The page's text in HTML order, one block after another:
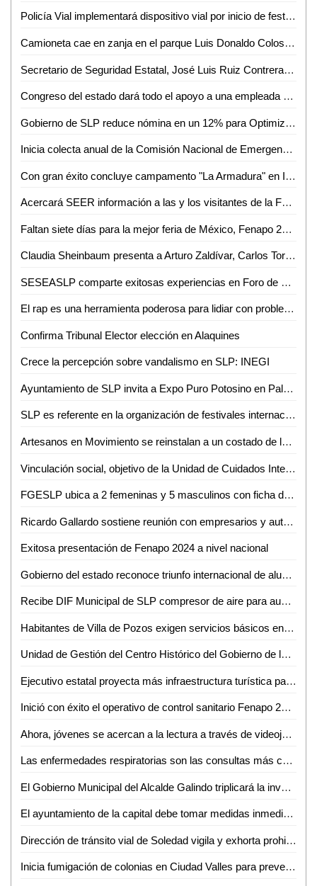
Policía Vial implementará dispositivo vial por inicio de festividades en el Barrio de Tlaxcala
Camioneta cae en zanja en el parque Luis Donaldo Colosio de Valles
Secretario de Seguridad Estatal, José Luis Ruiz Contreras, se reúne con cámaras empresariales de San Luis Potosí
Congreso del estado dará todo el apoyo a una empleada que denunció que fue víctima del robo de su tarjeta de débito al dejar su bolsa en una oficina
Gobierno de SLP reduce nómina en un 12% para Optimizar Recursos
Inicia colecta anual de la Comisión Nacional de Emergencia en Ciudad Valles
Con gran éxito concluye campamento "La Armadura" en Iglesia Presbiteriana Divino Redentor
Acercará SEER información a las y los visitantes de la Fenapo 2024
Faltan siete días para la mejor feria de México, Fenapo 2024
Claudia Sheinbaum presenta a Arturo Zaldívar, Carlos Torres y Leticia Ramírez como integrantes de su gabinete
SESEASLP comparte exitosas experiencias en Foro de Mejora Regulatoria
El rap es una herramienta poderosa para lidiar con problemas cotidianos: W Valle
Confirma Tribunal Elector elección en Alaquines
Crece la percepción sobre vandalismo en SLP: INEGI
Ayuntamiento de SLP invita a Expo Puro Potosino en Palacio Municipal
SLP es referente en la organización de festivales internacionales: UNAM
Artesanos en Movimiento se reinstalan a un costado de la Plaza Principal de Ciudad Valles
Vinculación social, objetivo de la Unidad de Cuidados Integrales e Investigación en Salud de la UASLP
FGESLP ubica a 2 femeninas y 5 masculinos con ficha de búsqueda en el estado
Ricardo Gallardo sostiene reunión con empresarios y autoridades de Estados Unidos
Exitosa presentación de Fenapo 2024 a nivel nacional
Gobierno del estado reconoce triunfo internacional de alumno de cobach
Recibe DIF Municipal de SLP compresor de aire para aumentar la calidad en el servicio dental de la UBR Maravillas
Habitantes de Villa de Pozos exigen servicios básicos en Palacio de Gobierno
Unidad de Gestión del Centro Histórico del Gobierno de la Capital mantiene labores de mejoramiento y conservación en SLP
Ejecutivo estatal proyecta más infraestructura turística para Xilitla
Inició con éxito el operativo de control sanitario Fenapo 2024
Ahora, jóvenes se acercan a la lectura a través de videojuegos, películas o series: docente de la EPM-UASLP
Las enfermedades respiratorias son las consultas más comunes en Valles: Jesús Baltierrez
El Gobierno Municipal del Alcalde Galindo triplicará la inversión al campo en los próximos tres años
El ayuntamiento de la capital debe tomar medidas inmediatas para reestablecer los servicios públicos en la demarcación de Villa de Pozos
Dirección de tránsito vial de Soledad vigila y exhorta prohibición de acceso al Río Santiago
Inicia fumigación de colonias en Ciudad Valles para prevenir brotes de dengue